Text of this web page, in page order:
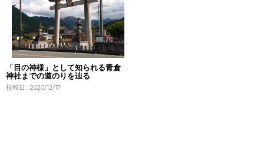
「目の神様」として知られる青倉
神社までの道のりを辿る
投稿日 : 2020/12/17